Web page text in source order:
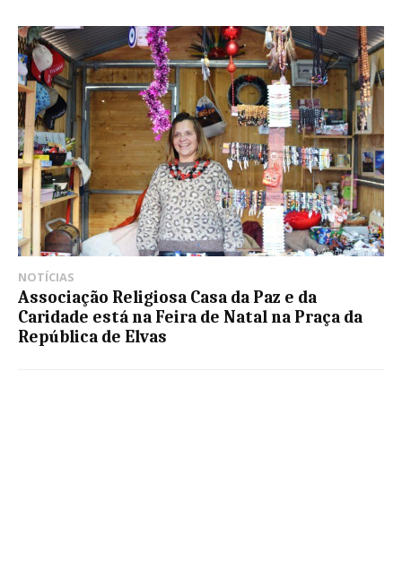
NOTÍCIAS
Associação Religiosa Casa da Paz e da
Caridade está na Feira de Natal na Praça da
República de Elvas